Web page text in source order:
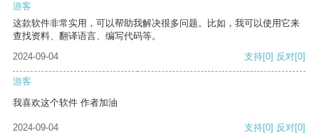
游客
这款软件非常实用，可以帮助我解决很多问题。比如，我可以使用它来
查找资料、翻译语言、编写代码等。
2024-09-04
支持[0] 反对[0]
游客
我喜欢这个软件 作者加油
2024-09-04 支持[0] 反对[0]